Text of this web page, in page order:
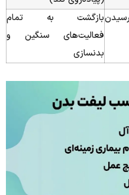
بازگشت به تمام
فعالیت‌های سنگین و
بدنسازی